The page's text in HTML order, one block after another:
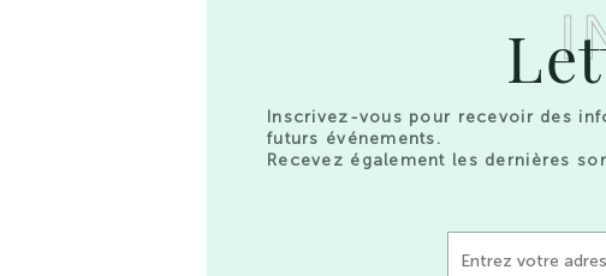
Inscrivez-vous pour recevoir des
futurs événements.
Recevez également les dernières